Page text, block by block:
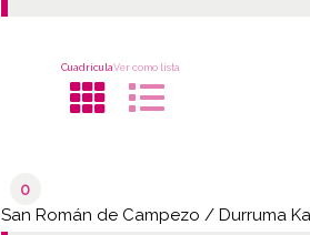
CuadrículaVer como lista
0
San Román de Campezo / Durruma